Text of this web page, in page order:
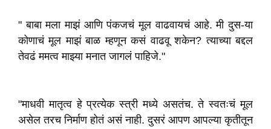
" बाबा मला माझं आणि पंकजचं मूल वाढवायचं आहे. मी दुस-या
कोणाचं मूल माझं बाळ म्हणून कसं वाढवू शकेन? त्याच्या बद्दल
तेवढं ममत्व माझ्या मनात जागलं पाहिजे."
"माधवी मातृत्व हे प्रत्येक स्त्री मध्ये असतंच. ते स्वतःचं मूल
असेल तरच निर्माण होतं असं नाही. दुसरं आपण आपल्या कृतीतून